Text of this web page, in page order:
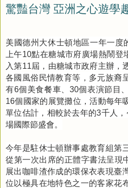
驚豔台灣 亞洲之心遊學
美國德州大休士頓地區一年一度
上午10點在糖城市府廣場熱鬧登
入第11屆，由糖城市政府主辦，
各國風俗民情教育等，多元族裔
有6個美食餐車、 30個表演節目
16個國家的展覽攤位，活動每年
單位估計，相較於去年的3千人
場國際節盛會。
今年是駐休士頓辦事處教育組第
從第一次出席的正體字書法呈現
展出咖啡渣作成的環保衣表現臺
位以極具在地特色之一的客家花